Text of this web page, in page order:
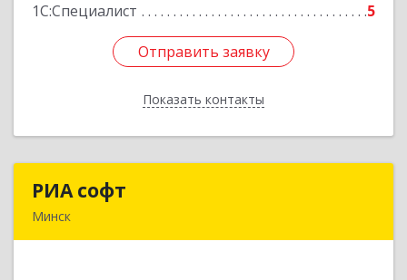
1С:Специалист
5
Отправить заявку
Показать контакты
Отправить заявку
Назад
РИА софт
Минск